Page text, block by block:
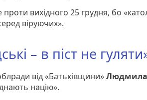
проти вихідного 25 грудня, бо
віруючих».
– в піст не
від «Батьківщини»
націю».